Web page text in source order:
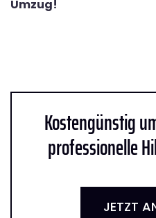
Umzug!
Kostengünstig
professionelle
JETZT